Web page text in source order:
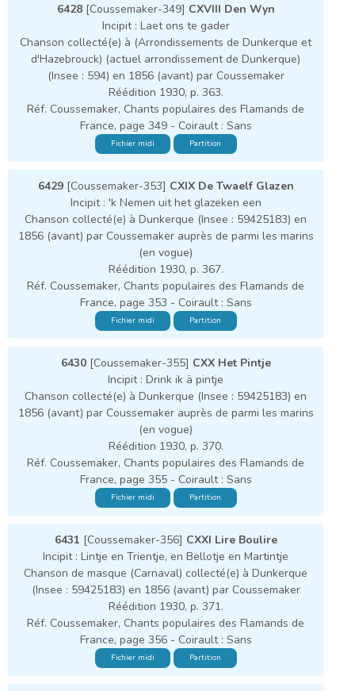
6428[Coussemaker-349] CXVIII Den Wyn
Incipit : Laet ons te gader
Chanson collecté(e) à (Arrondissements de Dunkerque et
d'Hazebrouck) (actuel arrondissement de Dunkerque)
(Insee : 594) en 1856 (avant) par Coussemaker
Réédition 1930, p. 363.
Réf. Coussemaker, Chants populaires des Flamands de
France, page 349 - Coirault : Sans
Fichier midi Partition
6429[Coussemaker-353] CXIX De Twaelf Glazen
Incipit : 'k Nemen uit het glazeken een
Chanson collecté(e) à Dunkerque (Insee : 59425183) en
1856 (avant) par Coussemaker auprès de parmi les marins
(en vogue)
Réédition 1930, p. 367.
Réf. Coussemaker, Chants populaires des Flamands de
France, page 353 - Coirault : Sans
Fichier midi Partition
6430[Coussemaker-355] CXX Het Pintje
Incipit : Drink ik ä pintje
Chanson collecté(e) à Dunkerque (Insee : 59425183) en
1856 (avant) par Coussemaker auprès de parmi les marins
(en vogue)
Réédition 1930, p. 370.
Réf. Coussemaker, Chants populaires des Flamands de
France, page 355 - Coirault : Sans
Fichier midi Partition
6431 [Coussemaker-356] CXXI Lire Boulire
Incipit : Lintje en Trientje, en Bellotje en Martintje
Chanson de masque (Carnaval) collecté(e) à Dunkerque
(Insee : 59425183) en 1856 (avant) par Coussemaker
Réédition 1930, p. 371.
Réf. Coussemaker, Chants populaires des Flamands de
France, page 356 - Coirault : Sans
Fichier midi Partition